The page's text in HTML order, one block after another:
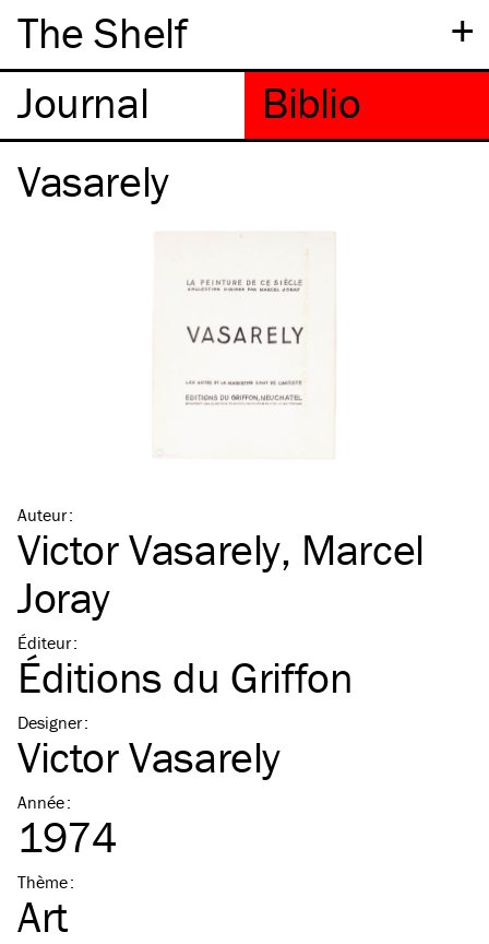
+
The Shelf
Vasarely
Auteur:
Victor Vasarely, Marcel
Joray
Éditeur:
Éditions du Griffon
Designer:
Victor Vasarely
Année:
1974
Thème:
Art